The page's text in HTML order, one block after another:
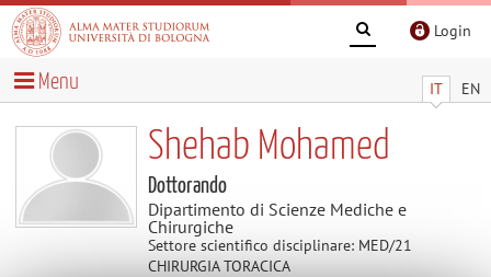
Login
IT EN
Menu
Shehab Mohamed
Dottorando
Dipartimento di Scienze Mediche e
Chirurgiche
Settore scientifico disciplinare: MED/21
CHIRURGIA TORACICA